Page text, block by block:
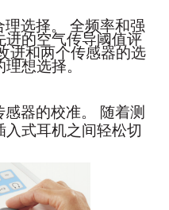
理选择。 全频率和强
进的空气传导阈值评
进和两个传感器的选
理想选择。
感器的校准。 随着测
入式耳机之间轻松切